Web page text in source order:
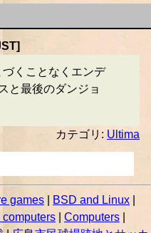
くことなくエンデ
と最後のダンジョ
カテゴリ: Ultima
games BSD and Linux
Computers